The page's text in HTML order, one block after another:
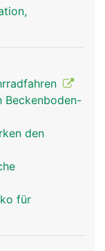
Beckenboden-
den
für